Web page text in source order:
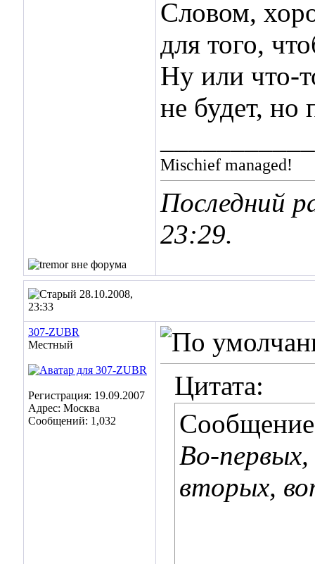
Словом,
для того,
Ну или что-
не будет, но
Mischief managed!
Последний
23:29.
28.10.2008,
23:33
307-ZUBR
Местный
Регистрация: 19.09.2007
Адрес: Москва
Сообщений: 1,032
Цитата:
Во-первых,
вторых,